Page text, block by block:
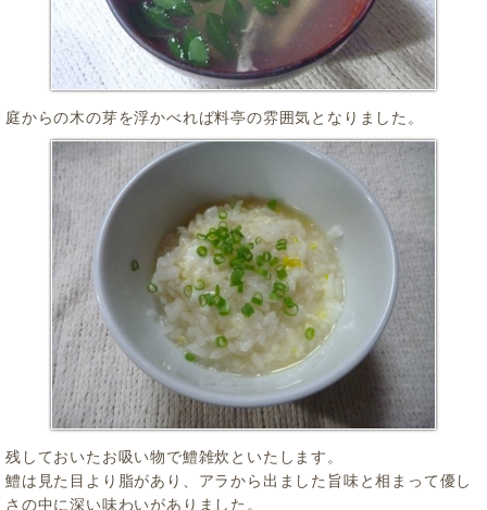
庭からの木の芽を浮かべれば料亭の雰囲気となりました。
残しておいたお吸い物で鱧雑炊といたします。
鱧は見た目より脂があり、アラから出ました旨味と相まって優し
さの中に深い味わいがありました。